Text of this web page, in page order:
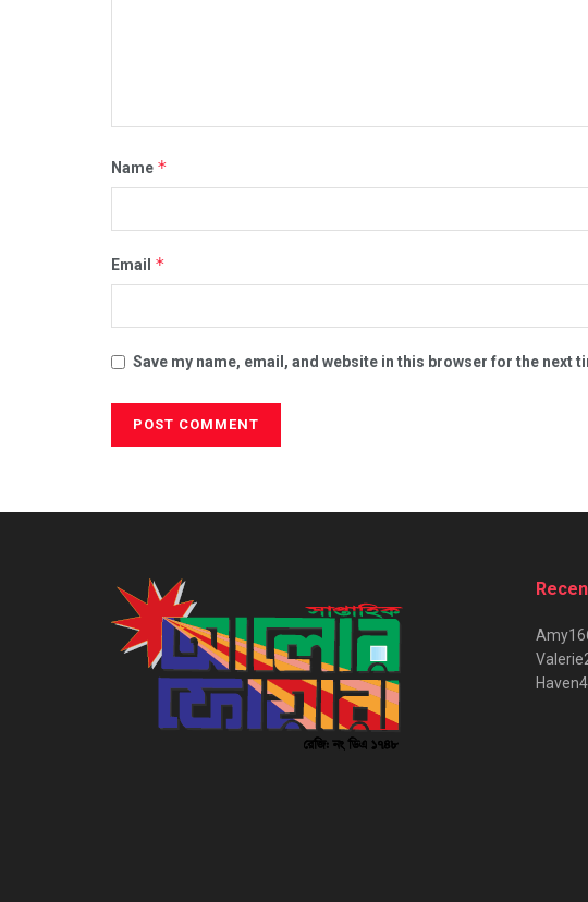
Name *
Email *
Save my name, email, and website in this browser for the next